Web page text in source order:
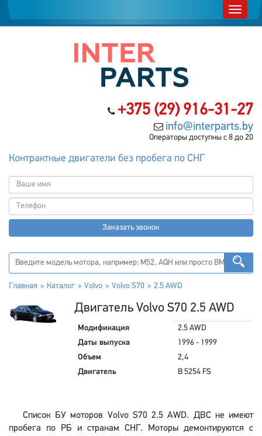
+375 (29) 916-31-27
info@interparts.by
Операторы доступны с 8 до 20
Контрактные двигатели без пробега по СНГ
Заказать звонок
Главная Каталог Volvo Volvo S70 2.5 AWD
Двигатель Volvo S70 2.5 AWD
Модификация
2.5 AWD
Даты выпуска
1996 - 1999
Объем
2,4
Двигатель
B 5254 FS
Список БУ моторов Volvo S70 2.5 AWD. ДВС не имеют
пробега по РБ и странам СНГ. Моторы демонтируются с